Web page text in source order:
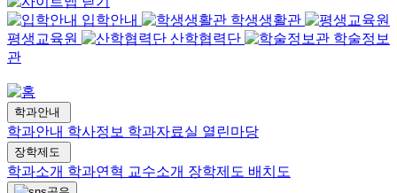
입학안내
학생생활관
평생교육원
산학협력단
학술정보
관
학과안내
학과안내 학사정보 학과자료실 열린마당
장학제도
학과소개 학과연혁 교수소개 장학제도 배치도